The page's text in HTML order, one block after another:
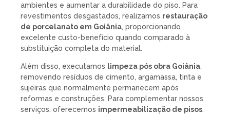
ambientes e aumentar a durabilidade do piso. Para
revestimentos desgastados, realizamos restauração
de porcelanato em Goiânia, proporcionando
excelente custo-benefício quando comparado à
substituição completa do material.
Além disso, executamos limpeza pós obra Goiânia,
removendo resíduos de cimento, argamassa, tinta e
sujeiras que normalmente permanecem após
reformas e construções. Para complementar nossos
serviços, oferecemos impermeabilização de pisos,